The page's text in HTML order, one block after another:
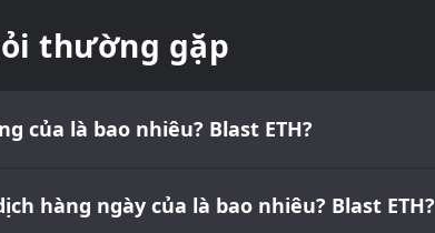
thường gặp
của là bao nhiêu? Blast ETH?
hàng ngày của là bao nhiêu? Blast ETH?